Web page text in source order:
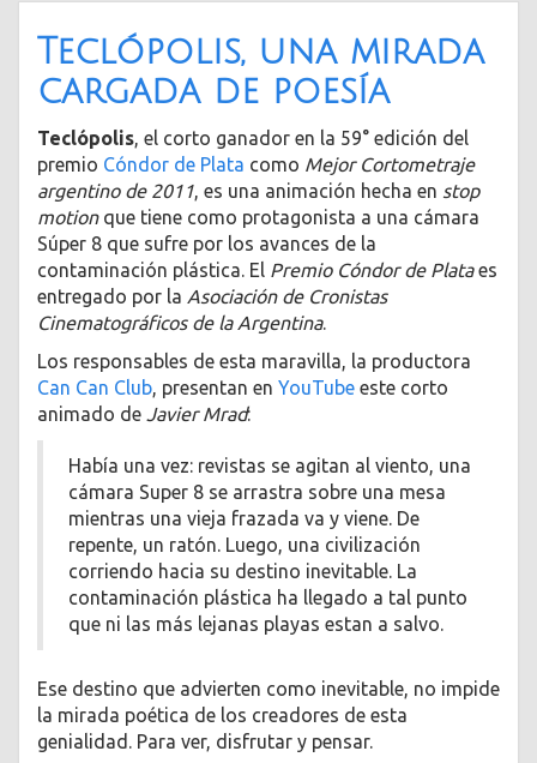
Teclópolis, una mirada
cargada de poesía
Teclópolis, el corto ganador en la 59° edición del
premio Cóndor de Plata como Mejor Cortometraje
argentino de 2011, es una animación hecha en stop
motionque tiene como protagonista a una cámara
Súper 8 que sufre por los avances de la
contaminación plástica. El Premio Cóndor de Plataes
entregado por la Asociación de Cronistas
Cinematográficos de la Argentina.
Los responsables de esta maravilla, la productora
Can Can Club, presentan en YouTube este corto
animado de Javier Mrad:
Había una vez: revistas se agitan al viento, una
cámara Super 8 se arrastra sobre una mesa
mientras una vieja frazada va y viene. De
repente, un ratón. Luego, una civilización
corriendo hacia su destino inevitable. La
contaminación plástica ha llegado a tal punto
que ni las más lejanas playas estan a salvo.
Ese destino que advierten como inevitable, no impide
la mirada poética de los creadores de esta
genialidad. Para ver, disfrutar y pensar.